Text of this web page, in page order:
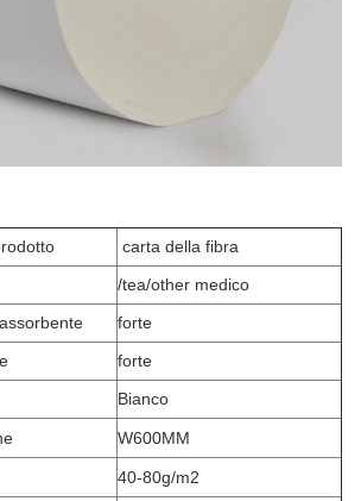
carta della fibra
/tea/other medico
forte
forte
Bianco
W600MM
40-80g/m2